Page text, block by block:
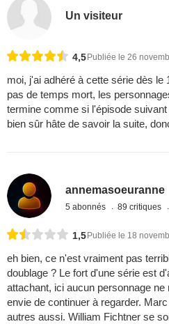
Un visiteur
4,5 Publiée le 26
moi, j'ai adhéré à cette série dès le
pas de temps mort, les
termine comme si l'épisode
bien sûr hâte de savoir la suite,
annemasoeuranne
5 abonnés 89 critiques
1,5 Publiée le 18
eh bien, ce n'est vraiment pas
doublage ? Le fort d'une série est
attachant, ici aucun personnage
envie de continuer à regarder.
autres aussi. William Fichtner se